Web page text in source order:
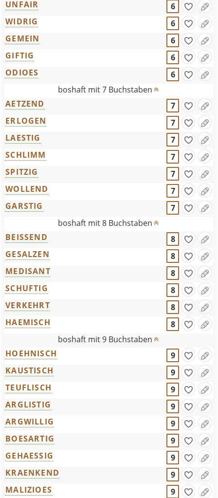
UNFAIR
6
WIDRIG
6
GEMEIN
6
GIFTIG
6
ODIOES
6
boshaft mit 7 Buchstaben
AETZEND
7
ERLOGEN
7
LAESTIG
7
SCHLIMM
7
SPITZIG
7
WOLLEND
7
GARSTIG
7
boshaft mit 8 Buchstaben
BEISSEND
8
GESALZEN
8
MEDISANT
8
SCHUFTIG
8
VERKEHRT
8
HAEMISCH
8
boshaft mit 9 Buchstaben
HOEHNISCH
9
KAUSTISCH
9
TEUFLISCH
9
ARGLISTIG
9
ARGWILLIG
9
BOESARTIG
9
GEHAESSIG
9
KRAENKEND
9
MALIZIOES
9